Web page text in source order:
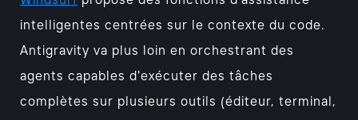
intelligentes centrées sur le contexte du code.
Antigravity va plus loin en orchestrant des
agents capables d'exécuter des tâches
complètes sur plusieurs outils (éditeur, terminal,